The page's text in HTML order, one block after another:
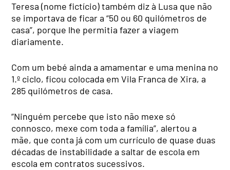
Teresa (nome fictício) também diz à Lusa que não
se importava de ficar a “50 ou 60 quilómetros de
casa”, porque lhe permitia fazer a viagem
diariamente.
Com um bebé ainda a amamentar e uma menina no
1.º ciclo, ficou colocada em Vila Franca de Xira, a
285 quilómetros de casa.
“Ninguém percebe que isto não mexe só
connosco, mexe com toda a família”, alertou a
mãe, que conta já com um currículo de quase duas
décadas de instabilidade a saltar de escola em
escola em contratos sucessivos.